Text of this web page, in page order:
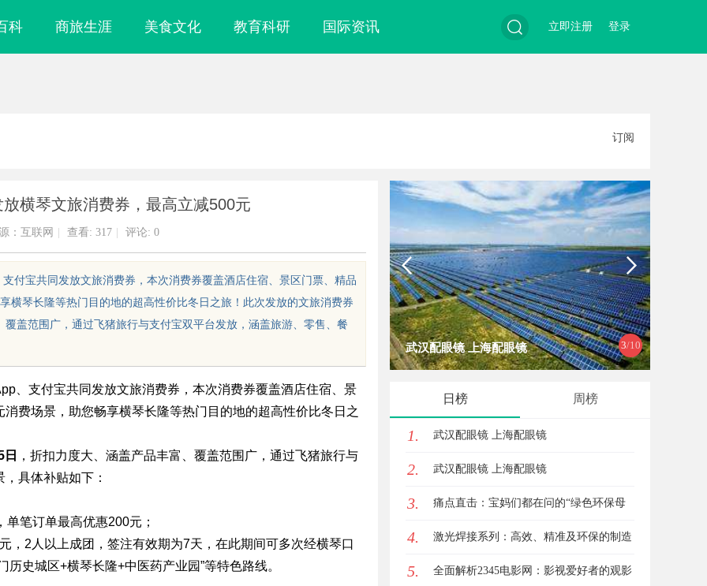
科 商旅生涯 美食文化 教育科研 国际资讯
索
登录
立即注册
订阅
横琴文旅消费券，最高立减500元
：互联网 查看: 317 评论: 0
付宝共同发放文旅消费券，本次消费券覆盖酒店住宿、景区门票、精品
横琴长隆等热门目的地的超高性价比冬日之旅！此次发放的文旅消费券
盖范围广，通过飞猪旅行与支付宝双平台发放，涵盖旅游、零售、餐
、支付宝共同发放文旅消费券，本次消费券覆盖酒店住宿、景
费场景，助您畅享横琴长隆等热门目的地的超高性价比冬日之
，折扣力度大、涵盖产品丰富、覆盖范围广，通过飞猪旅行与
具体补贴如下：
笔订单最高优惠200元；
，2人以上成团，签注有效期为7天，在此期间可多次经横琴口
史城区+横琴长隆+中医药产业园”等特色路线。
4/10
深入解析达龄Reju28好不好：真实体
日榜 周榜
1. 武汉配眼镜 上海配眼镜
2. 武汉配眼镜 上海配眼镜
3. 痛点直击：宝妈们都在问的“绿色环保母
婴纸巾”到底怎么选？
4. 激光焊接系列：高效、精准及环保的制造
解决方案
5. 全面解析2345电影网：影视爱好者的观影